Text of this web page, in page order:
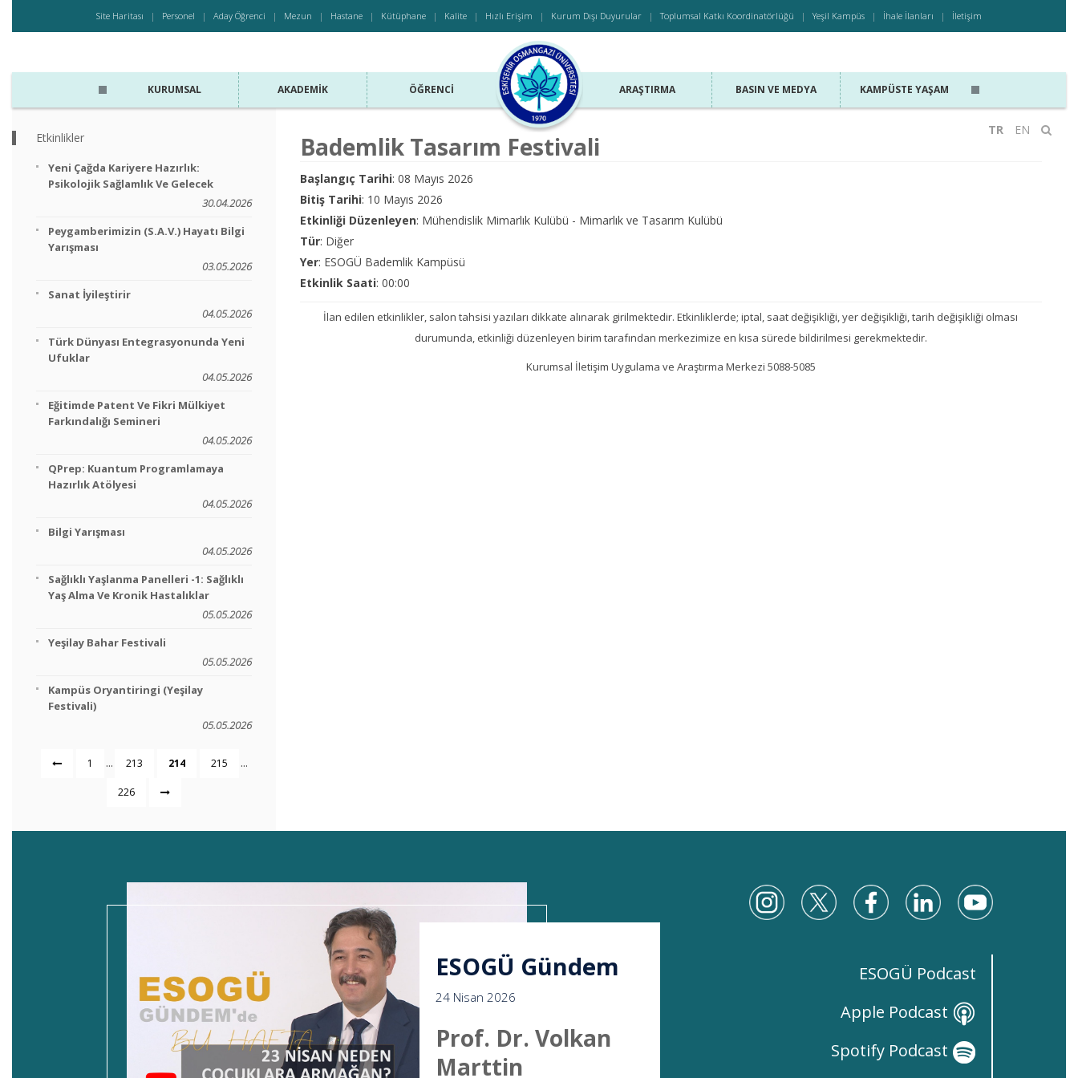
Site Haritası Personel Aday Öğrenci Mezun Hastane Kütüphane Kalite Hızlı Erişim Kurum Dışı Duyurular Toplumsal Katkı Koordinatörlüğü Yeşil Kampüs İhale İlanları İletişim
TR EN
KURUMSAL AKADEMIK ÖĞRENCI ARAŞTIRMA BASIN VE MEDYA KAMPÜSTE YAŞAM
Bademlik Tasarım Festivali
Başlangıç Tarihi: 08 Mayıs 2026
Bitiş Tarihi: 10 Mayıs 2026
Etkinliği Düzenleyen: Mühendislik Mimarlık Kulübü - Mimarlık ve Tasarım Kulübü
Tür: Diğer
Yer: ESOGÜ Bademlik Kampüsü
Etkinlik Saati: 00:00
İlan edilen etkinlikler, salon tahsisi yazıları dikkate alınarak girilmektedir. Etkinliklerde; iptal, saat değişikliği, yer değişikliği, tarih değişikliği olması
durumunda, etkinliği düzenleyen birim tarafından merkezimize en kısa sürede bildirilmesi gerekmektedir.
Kurumsal İletişim Uygulama ve Araştırma Merkezi 5088-5085
Etkinlikler
Yeni Çağda Kariyere Hazırlık:
Psikolojik Sağlamlık Ve Gelecek
30.04.2026
Peygamberimizin (s.a.v.) Hayatı Bilgi
Yarışması
03.05.2026
Sanat İyileştirir
04.05.2026
Türk Dünyası Entegrasyonunda Yeni
Ufuklar
04.05.2026
Eğitimde Patent Ve Fikri Mülkiyet
Farkındalığı Semineri
04.05.2026
QPrep: Kuantum Programlamaya
Hazırlık Atölyesi
04.05.2026
Bilgi Yarışması
04.05.2026
Sağlıklı Yaşlanma Panelleri -1: Sağlıklı
Yaş Alma Ve Kronik Hastalıklar
05.05.2026
Yeşilay Bahar Festivali
05.05.2026
Kampüs Oryantiringi (Yeşilay
Festivali)
05.05.2026
1 ... 213 214 215 ...
226
ESOGÜ Gündem
24 Nisan 2026
Prof. Dr. Volkan
Marttin
ESOGÜ Podcast
Apple Podcast
Spotify Podcast